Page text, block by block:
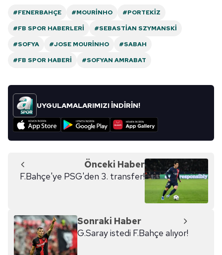
#FENERBAHÇE #MOURINHO
#PORTEKIZ
#FB SPOR HABERLERI
#SEBASTIAN SZYMANSKI
#SOFYA
#JOSE MOURINHO
#SABAH
#FB SPOR HABERI
#SOFYAN AMRABAT
UYGULAMALARIMIZI İNDİRİN!
Önceki Haber
F.Bahçe'ye PSG'den 3. transfer!
Sonraki Haber
G.Saray istedi F.Bahçe alıyor!